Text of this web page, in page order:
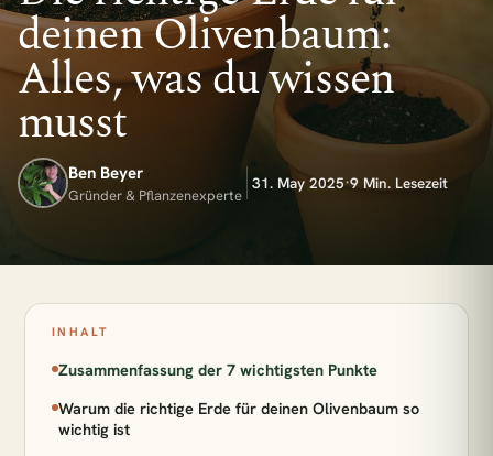
deinen Olivenbaum:
Alles, was du wissen
musst
Ben Beyer
Gründer & Pflanzenexperte
31. May 2025·9 Min. Lesezeit
INHALT
Zusammenfassung der 7 wichtigsten Punkte
Warum die richtige Erde für deinen Olivenbaum so
wichtig ist